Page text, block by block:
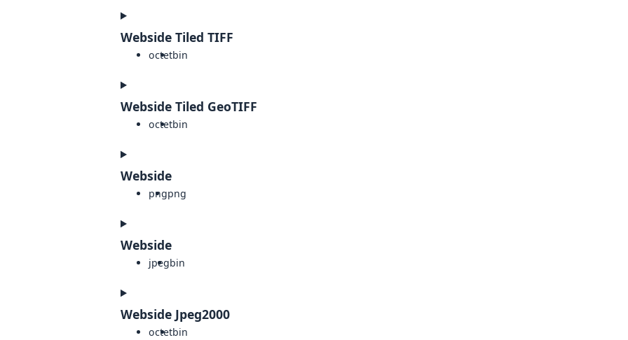
Webside Tiled TIFF
octetbin
Webside Tiled GeoTIFF
octetbin
Webside
pngpng
Webside
jpegbin
Webside Jpeg2000
octetbin